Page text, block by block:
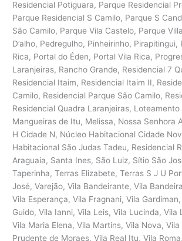
Residencial Potiguara, Parque Residencial
Parque Residencial S Camilo, Parque S
São Camilo, Parque Vila Castelo, Parque
D’alho, Pedregulho, Pinheirinho, Pirapitingui,
Rica, Portal do Éden, Portal Vila Rica,
Laranjeiras, Rancho Grande, Residencial 7
Residencial Itaim, Residencial Itaim II,
Camilo, Residencial Parque São Camilo,
Residencial Quadra Laranjeiras, Loteamento
Mangueiras de Itu, Melissa, Nossa Senhora
H Cidade N, Núcleo Habitacional Cidade
Habitacional São Judas Tadeu, Residencial
Araguaia, Santa Ines, São Luiz, Sítio São
Taperinha, Terras Elizabete, Terras S J U
José, Varejão, Vila Bandeirante, Vila
Vila Esperança, Vila Fragnani, Vila
Guido, Vila Ianni, Vila Leis, Vila Lucinda, Vila
Vila Maria Elena, Vila Martins, Vila Nova,
Prudente de Moraes, Vila Real Itu, Vila